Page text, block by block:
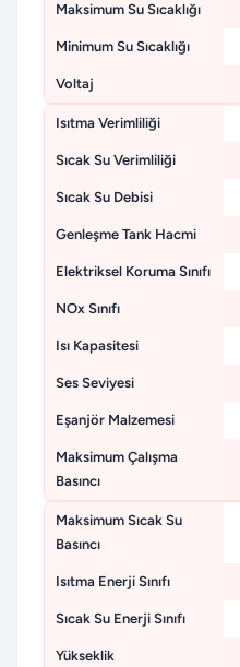
Maksimum Su Sıcaklığı
Minimum Su Sıcaklığı
Voltaj
Isıtma Verimliliği
Sıcak Su Verimliliği
Sıcak Su Debisi
Genleşme Tank Hacmi
Elektriksel Koruma Sınıfı
NOx Sınıfı
Isı Kapasitesi
Ses Seviyesi
Eşanjör Malzemesi
Maksimum Çalışma
Basıncı
Maksimum Sıcak Su
Basıncı
Isıtma Enerji Sınıfı
Sıcak Su Enerji Sınıfı
Yükseklik